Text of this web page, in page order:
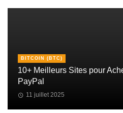
BITCOIN (BTC)
10+ Meilleurs Sites pour
PayPal
11 juillet 2025